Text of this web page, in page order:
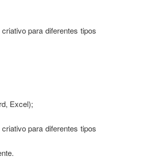
para diferentes tipos
Excel);
para diferentes tipos